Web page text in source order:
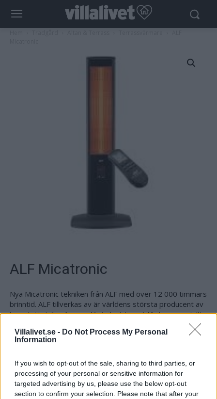
Villalivet.se - Do Not Process My Personal
Information
If you wish to opt-out of the sale, sharing to third parties, or
processing of your personal or sensitive information for
targeted advertising by us, please use the below opt-out
section to confirm your selection. Please note that after your
ALF Micatronic
Nya Micatronic tekniken från ALF med över 12 000 timmars
brinntid. ALF tillverkas av är världens största producent av
kompletta infravärmare för industri samt för kommersiellt
bruk. Den patenterade mellanvågs tekniken som utgör
grundstommen i..
Beskrivning